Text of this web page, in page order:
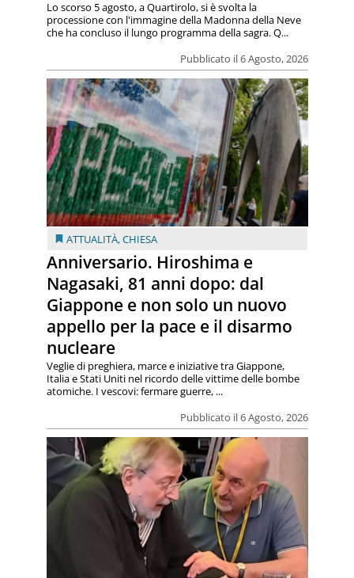
Pubblicato il 6 Agosto, 2026
Lo scorso 5 agosto, a Quartirolo, si è svolta la
processione con l'immagine della Madonna della Neve
che ha concluso il lungo programma della sagra. Q...
ATTUALITÀ,CHIESA
Anniversario. Hiroshima e
Nagasaki, 81 anni dopo: dal
Giappone e non solo un nuovo
appello per la pace e il disarmo
nucleare
Pubblicato il 6 Agosto, 2026
Veglie di preghiera, marce e iniziative tra Giappone,
Italia e Stati Uniti nel ricordo delle vittime delle bombe
atomiche. I vescovi: fermare guerre, ...